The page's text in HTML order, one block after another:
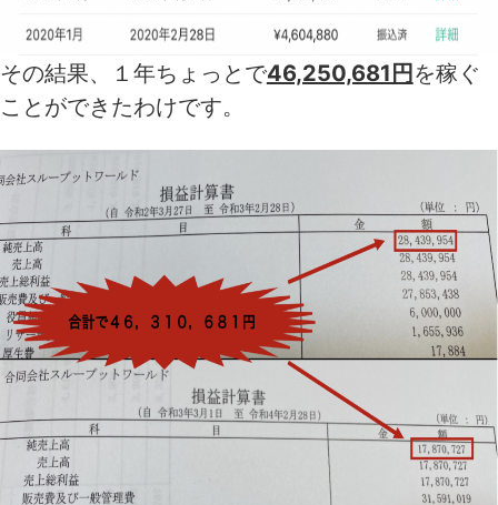
その結果、１年ちょっとで46,250,681円 を稼ぐ
ことができたわけです。